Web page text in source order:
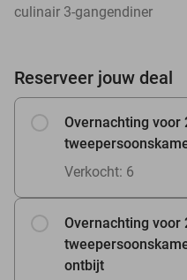
culinair 3-gangendiner
Reserveer jouw deal
Overnachting voor
Verkocht: 6
Overnachting voor
ontbijt